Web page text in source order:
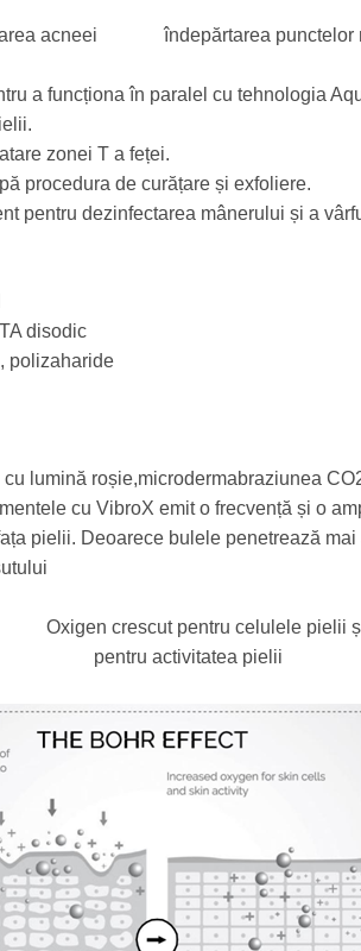
acneei îndepărtarea punctelor
a funcționa în paralel cu tehnologia
zonei T a feței.
procedura de curățare și exfoliere.
pentru dezinfectarea mânerului și a
disodic
polizaharide
lumină roșie,microdermabraziunea
cu VibroX emit o frecvență și o
pielii. Deoarece bulele penetrează
crescut pentru celulele pielii
activitatea pielii